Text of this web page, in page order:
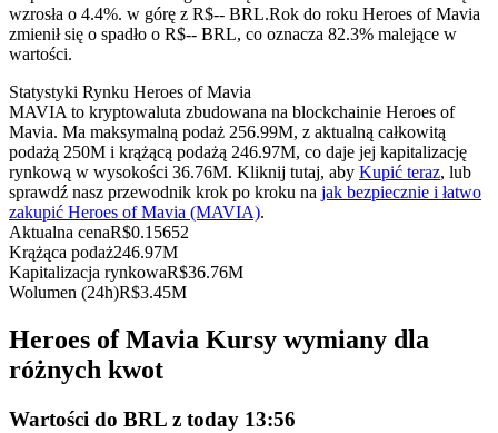
Kontrakty terminowe na USDC
Kontrakty futures wykorzystujące USDC jako zabezpieczenie
Kopiowanie Transakcji
wzrosła o 4.4%. w górę z R$-- BRL.Rok do roku Heroes of Mavia
zmienił się o spadło o R$-- BRL, co oznacza 82.3% malejące w
wartości.
Statystyki Rynku Heroes of Mavia
MAVIA to kryptowaluta zbudowana na blockchainie Heroes of
Mavia. Ma maksymalną podaż 256.99M, z aktualną całkowitą
podażą 250M i krążącą podażą 246.97M, co daje jej kapitalizację
rynkową w wysokości 36.76M. Kliknij tutaj, aby Kupić teraz, lub
sprawdź nasz przewodnik krok po kroku na jak bezpiecznie i łatwo
zakupić Heroes of Mavia (MAVIA).
Aktualna cenaR$0.15652
Krążąca podaż246.97M
Kapitalizacja rynkowaR$36.76M
Wolumen (24h)R$3.45M
Heroes of Mavia Kursy wymiany dla
różnych kwot
Wartości do BRL z today 13:56